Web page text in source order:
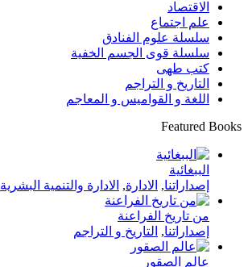
الاقتصاد
علم اجتماع
سلسلة علوم الفنادق
سلسلة قوى الجسم الخفية
كتب طهى
التاريخ و التراجم
اللغة و القواميس و المعاجم
Featured Books
الببغائية
إصداراتنا, الادارة, الادارة والتنمية البشرية
من تاريخ الفراعنة
إصداراتنا, التاريخ و التراجم
عالم الصقور